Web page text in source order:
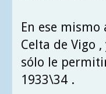
En ese
Celta de Vigo
sólo le
1933\34 .